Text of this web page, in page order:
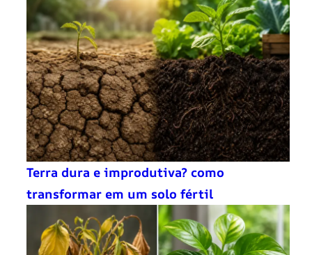
Terra dura e improdutiva? como
transformar em um solo fértil